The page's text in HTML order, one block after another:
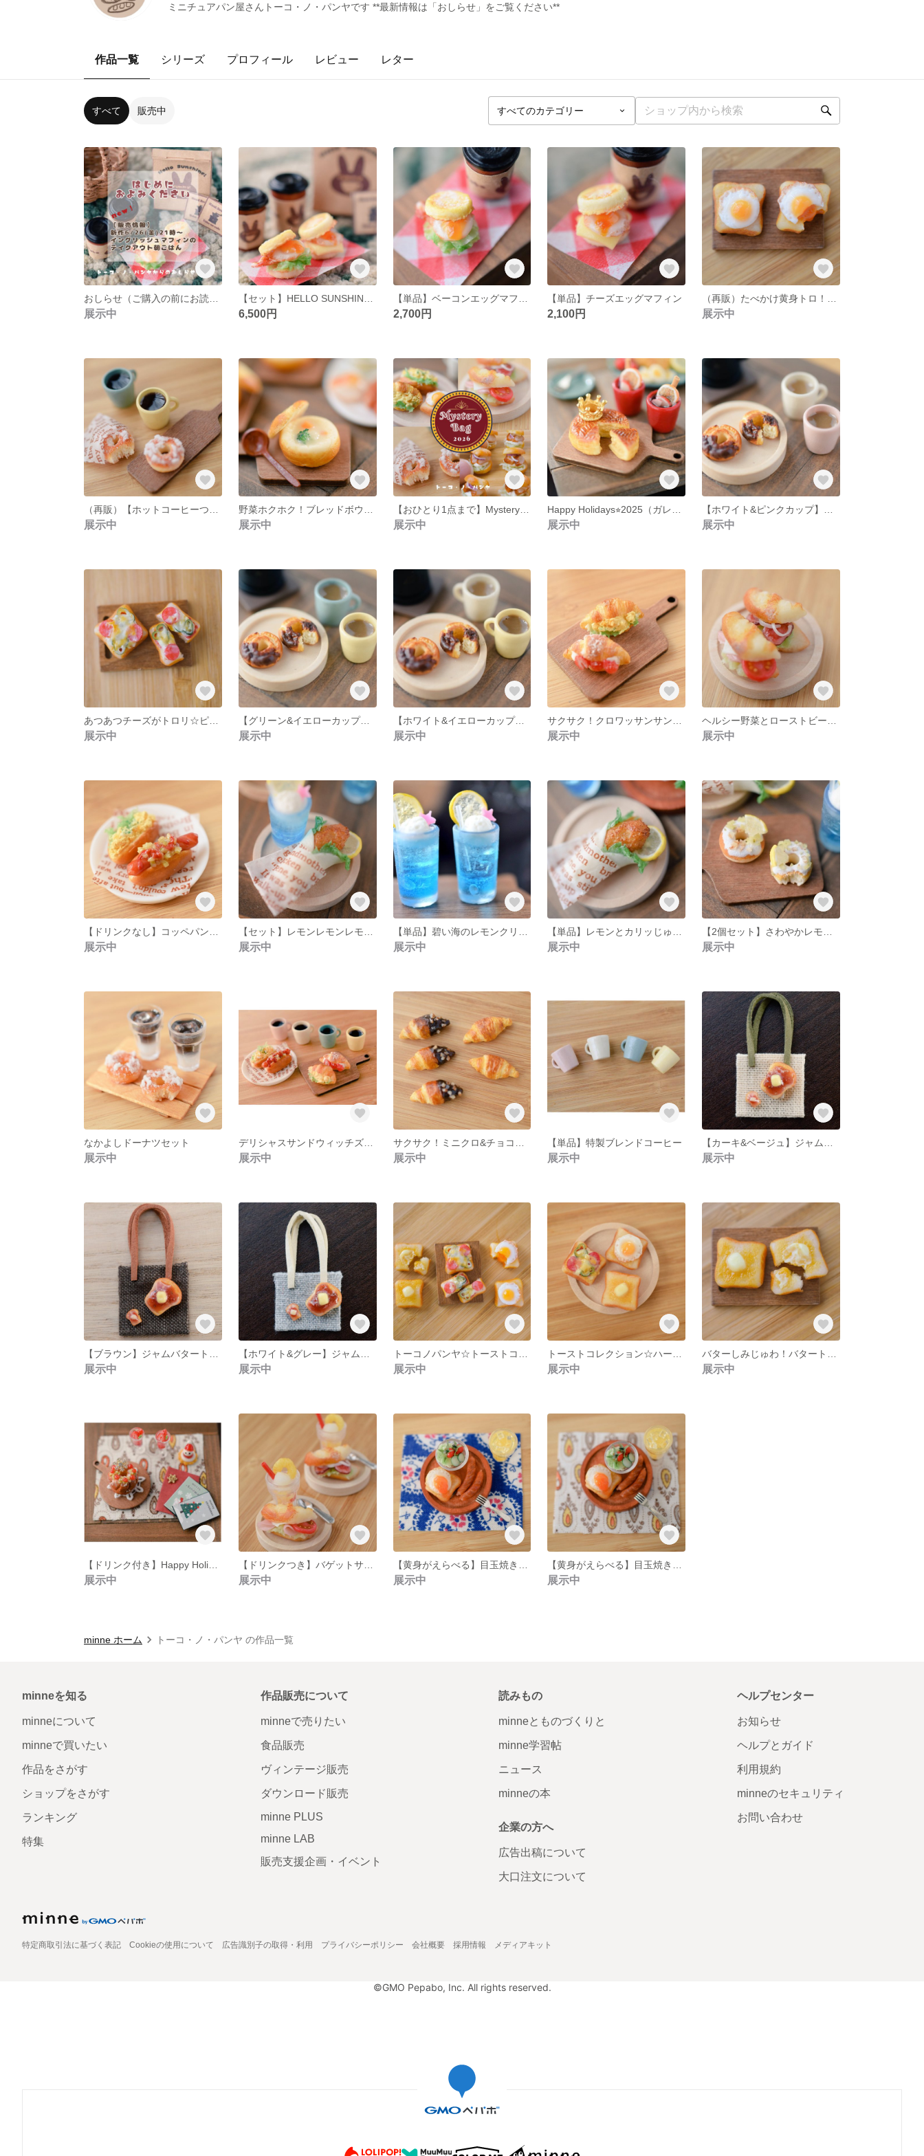
ミニチュアパン屋さんトーコ・ノ・パンヤです **最新情報は「おしらせ」をご覧ください**
作品一覧 シリーズ プロフィール レビュー レター
すべて 販売中
展示中 6,500円 2,700円
【単品】チーズエッグマフィン
2,100円 展示中
展示中 展示中
【おひとり1点まで】Mystery bag 2026（福袋）
展示中 展示中 展示中
展示中
【グリーン&イエローカップ】秋のなかよしドーナツセット
展示中
【ホワイト&イエローカップ】秋のなかよしドーナツセット
展示中 展示中 展示中
展示中 展示中 展示中 展示中 展示中
なかよしドーナツセット
展示中
デリシャスサンドウィッチズセット（春の新作おまとめセット）
展示中 展示中
【単品】特製ブレンドコーヒー
展示中 展示中
展示中 展示中 展示中 展示中 展示中
展示中
【ドリンクつき】バゲットサンドセット
展示中 展示中 展示中
minne ホーム トーコ・ノ・パンヤ の作品一覧
minneを知る
minneについて
minneで買いたい
作品をさがす
ショップをさがす
ランキング
特集
作品販売について
minneで売りたい
食品販売
ヴィンテージ販売
ダウンロード販売
minne PLUS
minne LAB
販売支援企画・イベント
読みもの
minneとものづくりと
minne学習帖
ニュース
minneの本
企業の方へ
広告出稿について
大口注文について
ヘルプセンター
お知らせ
ヘルプとガイド
利用規約
minneのセキュリティ
お問い合わせ
特定商取引法に基づく表記 Cookieの使用について 広告識別子の取得・利用 プライバシーポリシー 会社概要 採用情報 メディアキット
©GMO Pepabo, Inc. All rights reserved.